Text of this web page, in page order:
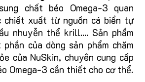
chất béo Omega-3 quan
chiết xuất từ nguồn cá biển tự
nhuyễn thể krill.... Sản phẩm
của dòng sản phẩm chăm
của NuSkin, chuyên cung cấp
Omega-3 cần thiết cho cơ thể.